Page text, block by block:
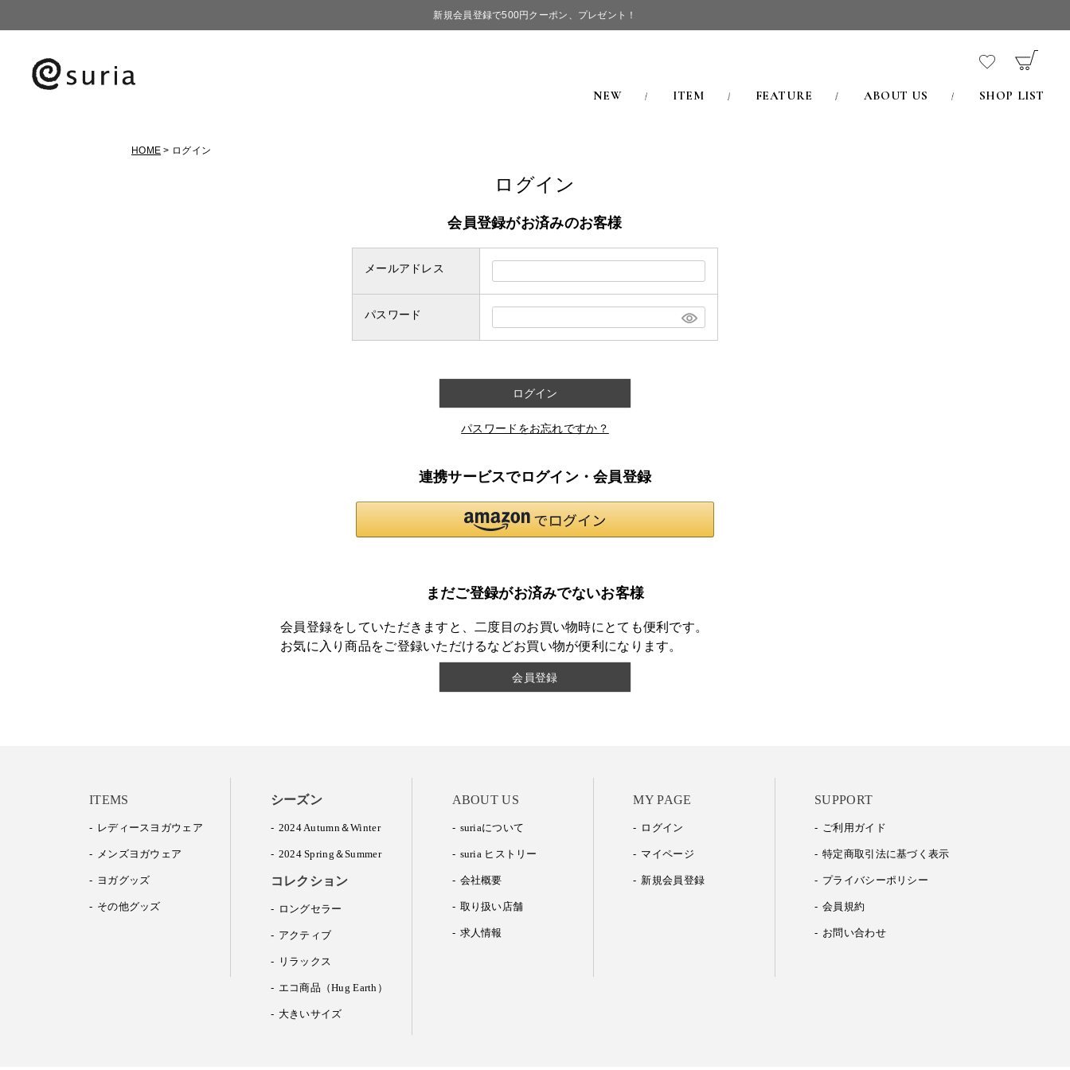
新規会員登録で500円クーポン、プレゼント！
NEW ITEM FEATURE ABOUT US SHOP LIST
HOME ログイン
ログイン
会員登録がお済みのお客様
メールアドレス
パスワード
ログイン
パスワードをお忘れですか？
連携サービスでログイン・会員登録
まだご登録がお済みでないお客様
会員登録をしていただきますと、二度目のお買い物時にとても便利です。
お気に入り商品をご登録いただけるなどお買い物が便利になります。
会員登録
ITEMS
レディースヨガウェア
メンズヨガウェア
ヨガグッズ
その他グッズ
シーズン
2024 Autumn＆Winter
2024 Spring＆Summer
コレクション
ロングセラー
アクティブ
リラックス
エコ商品（Hug Earth）
大きいサイズ
ABOUT US
suriaについて
suria ヒストリー
会社概要
取り扱い店舗
求人情報
MY PAGE
ログイン
マイページ
新規会員登録
SUPPORT
ご利用ガイド
特定商取引法に基づく表示
プライバシーポリシー
会員規約
お問い合わせ